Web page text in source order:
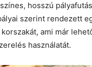
hosszú
szerint rendezett
ami már
használatát.